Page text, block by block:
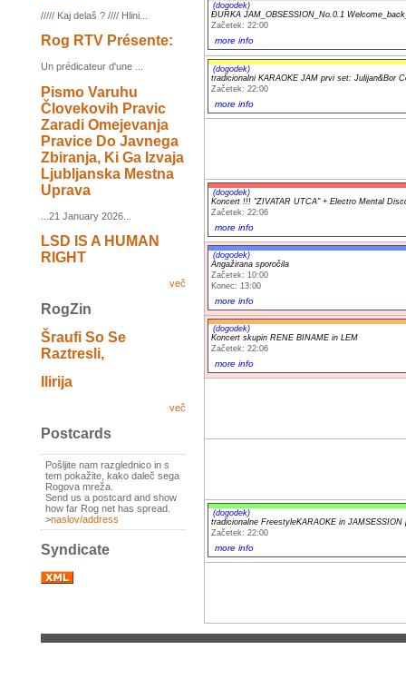
///// Kaj delaš ? //// Hlini...
Rog RTV Présente:
Un prédicateur d'une ...
Pismo Varuhu
Človekovih Pravic
Zaradi Omejevanja
Pravice Do Javnega
Zbiranja, Ki Ga Izvaja
Ljubljanska Mestna
Uprava
...21 January 2026...
LSD IS A HUMAN
RIGHT
več
RogZin
Šraufi So Se
Raztresli,
Ilirija
več
Postcards
Pošljite nam razglednico in s
tem pokažite, kako daleč sega
Rogova mreža.
Send us a postcard and show
how far Rog net has spread.
>naslov/address
Syndicate
(dogodek)
ĐURKA JAM_OBSESSION_No.0.1
Začetek: 22:00
more info
(dogodek)
tradicionalni KARAOKE JAM prvi set: Julijan&Bor
Začetek: 22:00
more info
(dogodek)
Koncert !!! "ZIVATAR UTCA" + Electro Mental
Začetek: 22:06
more info
(dogodek)
Angažirana sporočila
Začetek: 10:00
Konec: 13:00
more info
(dogodek)
Koncert skupin RENE BINAME in LEM
Začetek: 22:06
more info
(dogodek)
tradicionalne FreestyleKARAOKE in
Začetek: 22:00
more info